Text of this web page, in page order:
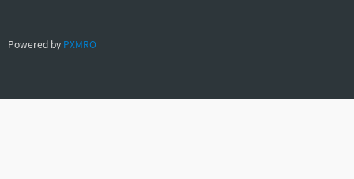
Powered by PXMRO